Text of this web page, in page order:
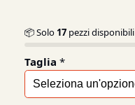
📦 Solo 17 pezzi disponibili
Taglia *